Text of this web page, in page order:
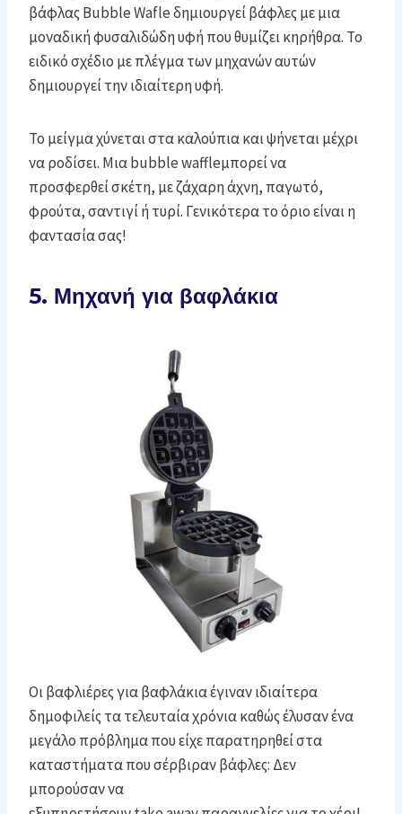
βάφλας Bubble Wafle δημιουργεί βάφλες με μια
μοναδική φυσαλιδώδη υφή που θυμίζει κηρήθρα. Το
ειδικό σχέδιο με πλέγμα των μηχανών αυτών
δημιουργεί την ιδιαίτερη υφή.
Το μείγμα χύνεται στα καλούπια και ψήνεται μέχρι
να ροδίσει. Μια bubble waffleμπορεί να
προσφερθεί σκέτη, με ζάχαρη άχνη, παγωτό,
φρούτα, σαντιγί ή τυρί. Γενικότερα το όριο είναι η
φαντασία σας!
5. Μηχανή για βαφλάκια
Οι βαφλιέρες για βαφλάκια έγιναν ιδιαίτερα
δημοφιλείς τα τελευταία χρόνια καθώς έλυσαν ένα
μεγάλο πρόβλημα που είχε παρατηρηθεί στα
καταστήματα που σέρβιραν βάφλες: Δεν
μπορούσαν να